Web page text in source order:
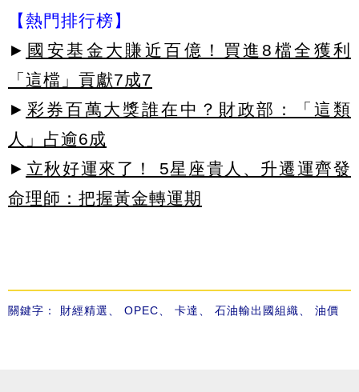
【熱門排行榜】
► 國安基金大賺近百億！買進8檔全獲利
「這檔」貢獻7成7
► 彩券百萬大獎誰在中？財政部：「這類
人」占逾6成
► 立秋好運來了！ 5星座貴人、升遷運齊發
命理師：把握黃金轉運期
關鍵字： 財經精選、 OPEC、 卡達、 石油輸出國組織、 油價